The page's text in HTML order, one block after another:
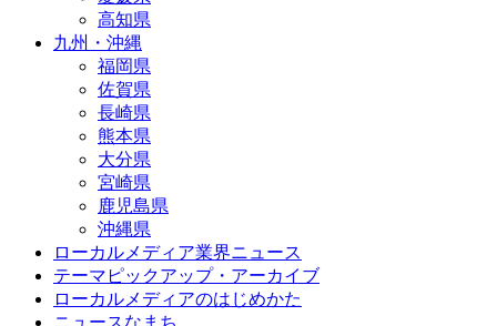
高知県
九州・沖縄
福岡県
佐賀県
長崎県
熊本県
大分県
宮崎県
鹿児島県
沖縄県
ローカルメディア業界ニュース
テーマピックアップ・アーカイブ
ローカルメディアのはじめかた
ニュースなまち